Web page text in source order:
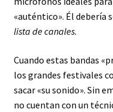
«auténtico». Él debería
lista de canales.
Cuando estas bandas
los grandes festivales
sacar «su sonido». Sin
no cuentan con un